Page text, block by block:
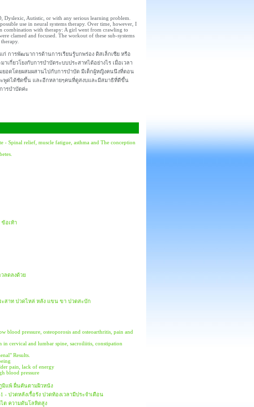
Dyslexic, Autistic, or with any serious learning problem.
use in neural systems therapy. Over time, however, I
combination with therapy: A girl went from crawling to
clamed and focused. The workout of these sub-systems
การพัฒนาการด้านการเรียนรู้บกพร่อง ดิสเล็กเซีย หรือ
กี่ยวโยงกับการบำบัดระบบประสาทได้อย่างไร เมื่อเวลา
อดโดยผสมผสานไปกับการบำบัด มีเด็กผู้หญิงคนนึงที่ตอน
ะพูดได้ชัดขึ้น และอีกหลายๆคนที่ดูสงบและมีสมาธิที่ดีขึ้น
ารบำบัดค่ะ
Spinal relief, muscle fatigue, asthma and The conception
ข้อเท้า
ลดลงด้วย
สาท ปวดไหล่ หลัง แขน ขา ปวดสะบัก
blood pressure, osteoporosis and osteoarthritis, pain and
in cervical and lumbar spine, sacroiliitis, constipation
Results.
pain, lack of energy
blood pressure
มิแพ้ ผื่นคันตามผิวหนัง
ปวดหลังเรื้อรัง ปวดท้องเวลามีประจำเดือน
ต ความดันโลหิตสูง